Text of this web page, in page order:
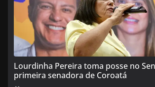
Lourdinha Pereira toma posse no
primeira senadora de Coroatá